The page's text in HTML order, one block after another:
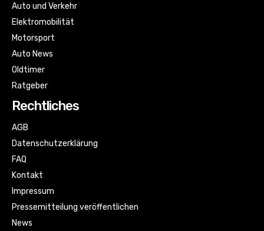
Auto und Verkehr
Elektromobilität
Motorsport
Auto News
Oldtimer
Ratgeber
Rechtliches
AGB
Datenschutzerklärung
FAQ
Kontakt
Impressum
Pressemitteilung veröffentlichen
News